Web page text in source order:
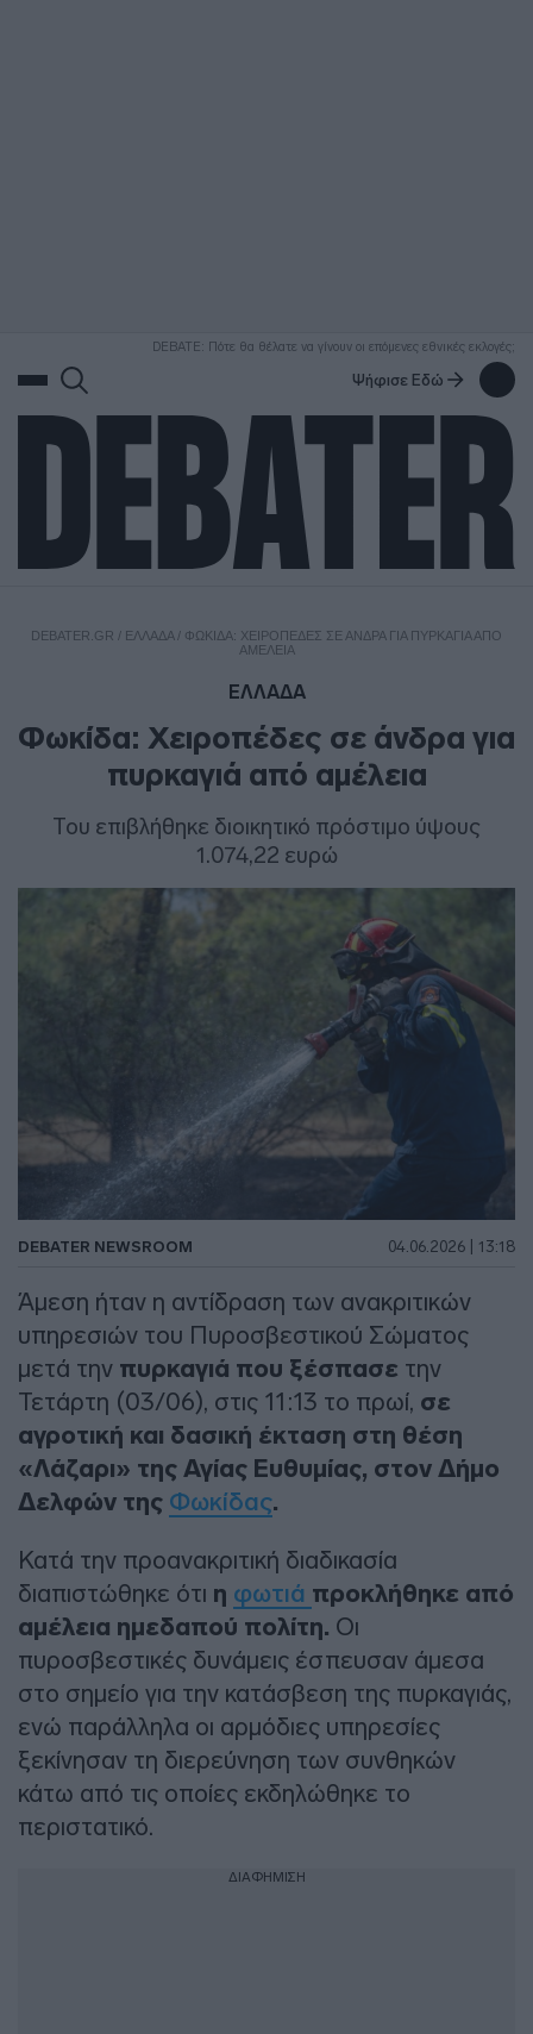
DEBATE: Πότε θα θέλατε να γίνουν οι επόμενες εθνικές εκλογές;
Ψήφισε Εδώ
DEBATER.GR / ΕΛΛΑΔΑ/ ΦΩΚΊΔΑ: ΧΕΙΡΟΠΈΔΕΣ ΣΕ ΆΝΔΡΑ ΓΙΑ ΠΥΡΚΑΓΙΆ ΑΠΌ
ΑΜΈΛΕΙΑ
ΕΛΛΑΔΑ
Φωκίδα: Χειροπέδες σε άνδρα για
πυρκαγιά από αμέλεια
Του επιβλήθηκε διοικητικό πρόστιμο ύψους
1.074,22 ευρώ
DEBATER NEWSROOM 04.06.2026 | 13:18
Άμεση ήταν η αντίδραση των ανακριτικών
υπηρεσιών του Πυροσβεστικού Σώματος
μετά την πυρκαγιά που ξέσπασε την
Τετάρτη (03/06), στις 11:13 το πρωί, σε
αγροτική και δασική έκταση στη θέση
«Λάζαρι» της Αγίας Ευθυμίας, στον Δήμο
Δελφών της Φωκίδας.
Κατά την προανακριτική διαδικασία
διαπιστώθηκε ότι η φωτιά προκλήθηκε από
αμέλεια ημεδαπού πολίτη. Οι
πυροσβεστικές δυνάμεις έσπευσαν άμεσα
στο σημείο για την κατάσβεση της πυρκαγιάς,
ενώ παράλληλα οι αρμόδιες υπηρεσίες
ξεκίνησαν τη διερεύνηση των συνθηκών
κάτω από τις οποίες εκδηλώθηκε το
περιστατικό.
ΔΙΑΦΗΜΙΣΗ